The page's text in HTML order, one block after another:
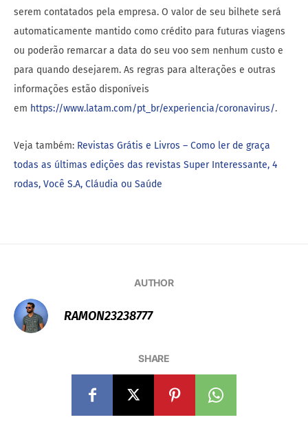
serem contatados pela empresa. O valor de seu bilhete será
automaticamente mantido como crédito para futuras viagens
ou poderão remarcar a data do seu voo sem nenhum custo e
para quando desejarem. As regras para alterações e outras
informações estão disponíveis
em https://www.latam.com/pt_br/experiencia/coronavirus/.
Veja também: Revistas Grátis e Livros – Como ler de graça
todas as últimas edições das revistas Super Interessante, 4
rodas, Você S.A, Cláudia ou Saúde
AUTHOR
RAMON23238777
SHARE